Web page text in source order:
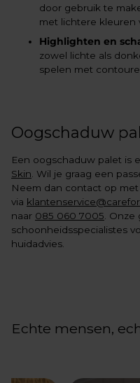
door gebruik te
met lichtere kleuren
Highlighten en
zowel lichte als
spelen met
Oogschaduw
Een oogschaduw palet is
Skin . Wil je graag een
Neem dan contact op
via
naar 085 060 7005 .
schoonheidsspecialistes
huidadvies.
Echte mensen,